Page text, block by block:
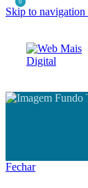
Skip to navigation
Fechar
0